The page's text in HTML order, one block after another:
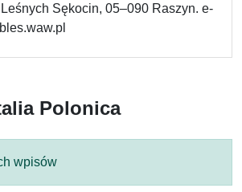
Sękocin, 05–090 Raszyn. e-
Polonica
wpisów